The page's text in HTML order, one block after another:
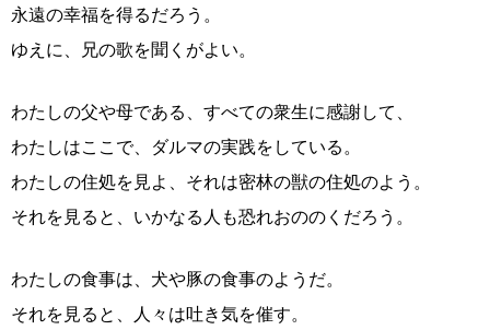
永遠の幸福を得るだろう。
ゆえに、兄の歌を聞くがよい。
わたしの父や母である、すべての衆生に感謝して、
わたしはここで、ダルマの実践をしている。
わたしの住処を見よ、それは密林の獣の住処のよう。
それを見ると、いかなる人も恐れおののくだろう。
わたしの食事は、犬や豚の食事のようだ。
それを見ると、人々は吐き気を催す。